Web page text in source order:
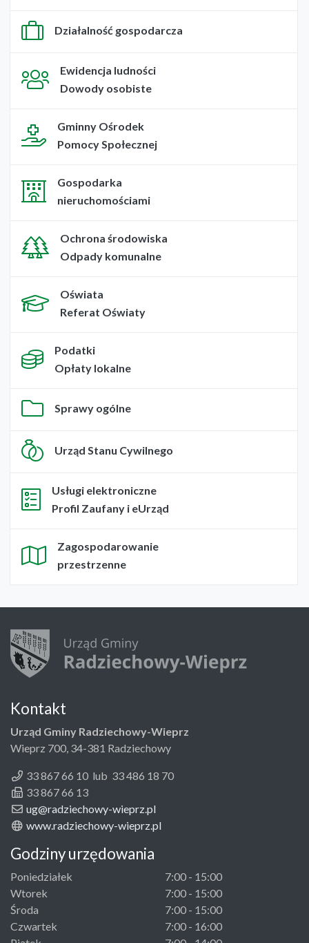
Działalność gospodarcza
Ewidencja ludności
Dowody osobiste
Gminny Ośrodek
Pomocy Społecznej
Gospodarka
nieruchomościami
Ochrona środowiska
Odpady komunalne
Oświata
Referat Oświaty
Podatki
Opłaty lokalne
Sprawy ogólne
Urząd Stanu Cywilnego
Usługi elektroniczne
Profil Zaufany i eUrząd
Zagospodarowanie
przestrzenne
Kontakt
Urząd Gminy Radziechowy-Wieprz
Wieprz 700, 34-381 Radziechowy
33 867 66 10 lub 33 486 18 70
33 867 66 13
ug@radziechowy-wieprz.pl
www.radziechowy-wieprz.pl
Godziny urzędowania
Poniedziałek
7:00 - 15:00
Wtorek
7:00 - 15:00
Środa
7:00 - 15:00
Czwartek
7:00 - 16:00